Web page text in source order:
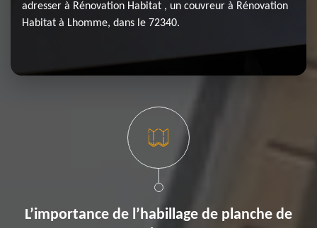
adresser à Rénovation Habitat , un couvreur à Rénovation
Habitat à Lhomme, dans le 72340.
L’importance de l’habillage de planche de